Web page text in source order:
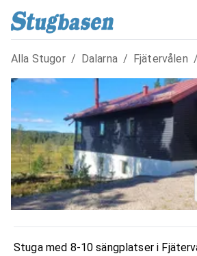
Alla Stugor / Dalarna / Fjätervålen /
Stuga med 8-10 sängplatser i